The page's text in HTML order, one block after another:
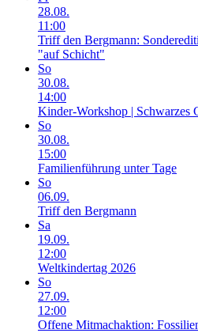
28.08.
11:00
Triff den Bergmann:
"auf Schicht"
So
30.08.
14:00
Kinder-Workshop | Schwarzes
So
30.08.
15:00
Familienführung unter Tage
So
06.09.
Triff den Bergmann
Sa
19.09.
12:00
Weltkindertag 2026
So
27.09.
12:00
Offene Mitmachaktion: